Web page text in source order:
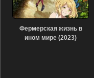
Фермерская жизнь в
ином мире (2023)